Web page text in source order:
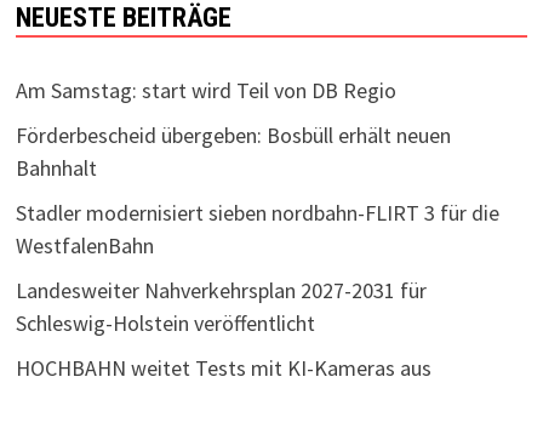
NEUESTE BEITRÄGE
Am Samstag: start wird Teil von DB Regio
Förderbescheid übergeben: Bosbüll erhält neuen
Bahnhalt
Stadler modernisiert sieben nordbahn-FLIRT 3 für die
WestfalenBahn
Landesweiter Nahverkehrsplan 2027-2031 für
Schleswig-Holstein veröffentlicht
HOCHBAHN weitet Tests mit KI-Kameras aus